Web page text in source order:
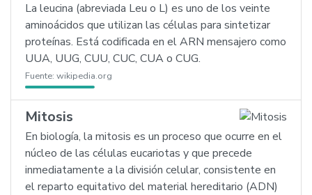
La leucina (abreviada Leu o L) es uno de los veinte
aminoácidos que utilizan las células para sintetizar
proteínas. Está codificada en el ARN mensajero como
UUA, UUG, CUU, CUC, CUA o CUG.
Fuente: wikipedia.org
Mitosis
En biología, la mitosis es un proceso que ocurre en el
núcleo de las células eucariotas y que precede
inmediatamente a la división celular, consistente en
el reparto equitativo del material hereditario (ADN)